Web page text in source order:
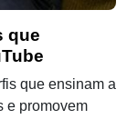
que
que ensinam a
e promovem